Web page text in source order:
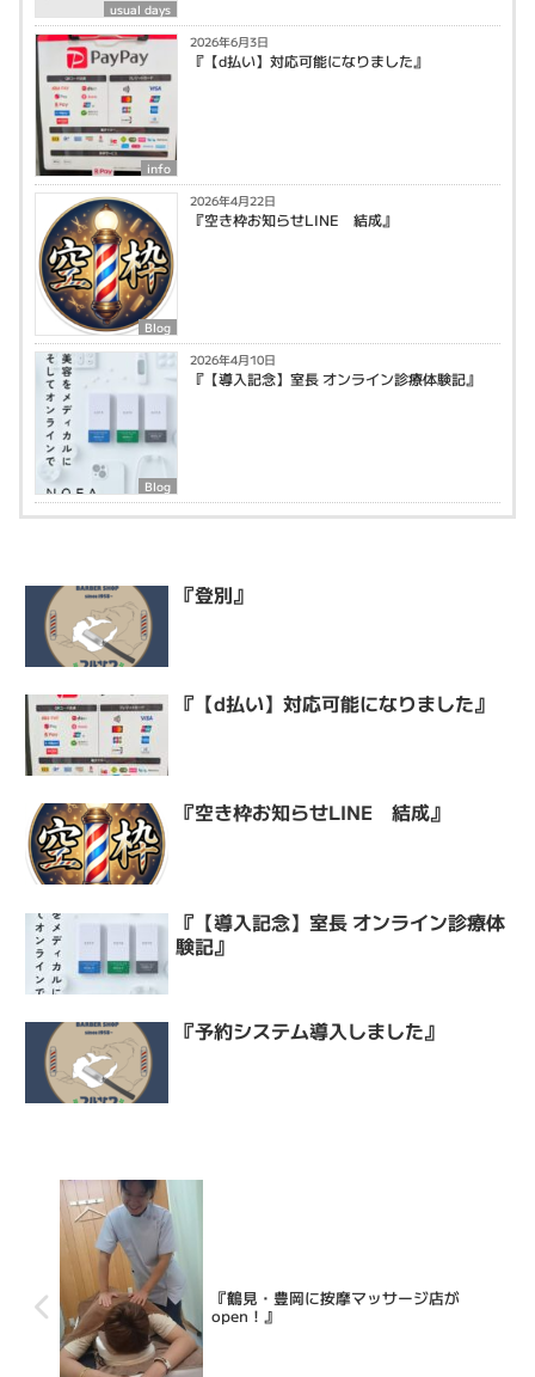
usual days
info
2026年6月3日
『【d払い】対応可能になりました』
Blog
2026年4月22日
『空き枠お知らせLINE 結成』
Blog
2026年4月10日
『【導入記念】室長 オンライン診療体験記』
『登別』
『【d払い】対応可能になりました』
『空き枠お知らせLINE 結成』
『【導入記念】室長 オンライン診療体
験記』
『予約システム導入しました』
『鶴見・豊岡に按摩マッサージ店が
open！』